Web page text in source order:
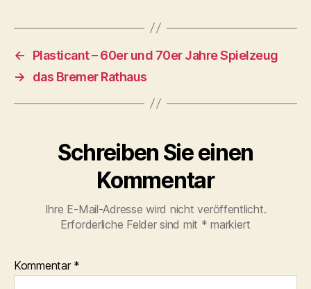
←
Plasticant – 60er und 70er Jahre Spielzeug
→
das Bremer Rathaus
Schreiben Sie einen
Kommentar
Ihre E-Mail-Adresse wird nicht veröffentlicht.
Erforderliche Felder sind mit * markiert
Kommentar *